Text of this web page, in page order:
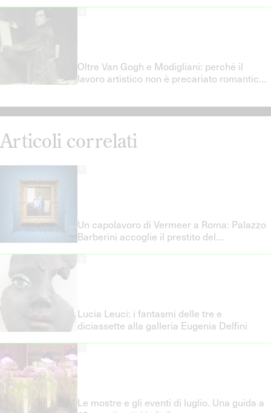
Oltre Van Gogh e Modigliani: perché il
lavoro artistico non è precariato romantico
Articoli correlati
Un capolavoro di Vermeer a Roma: Palazzo
Barberini accoglie il prestito del
Lucia Leuci: i fantasmi delle tre e
diciassette alla galleria Eugenia Delfini
Le mostre e gli eventi di luglio. Una guida a